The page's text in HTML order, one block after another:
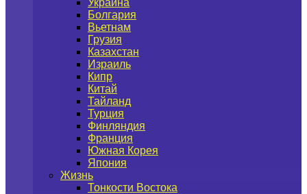
Украина
Болгария
Вьетнам
Грузия
Казахстан
Израиль
Кипр
Китай
Тайланд
Турция
Финляндия
Франция
Южная Корея
Япония
Жизнь
Тонкости Востока